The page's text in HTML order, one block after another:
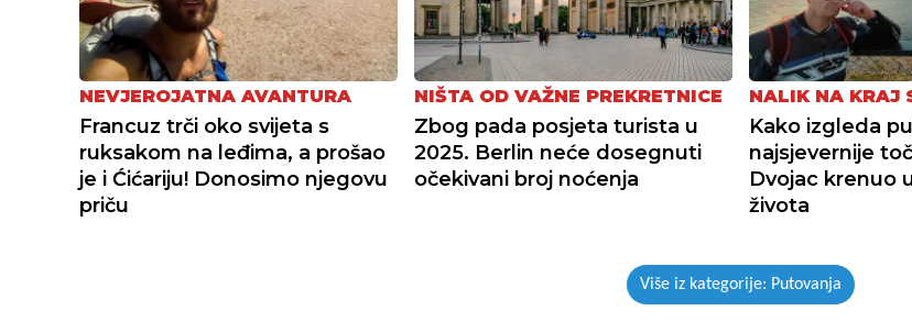
NEVJEROJATNA AVANTURA
Francuz trči oko svijeta s
ruksakom na leđima, a prošao
je i Ćićariju! Donosimo njegovu
priču
NIŠTA OD VAŽNE PREKRETNICE
Zbog pada posjeta turista u
2025. Berlin neće dosegnuti
očekivani broj noćenja
NALIK NA KRAJ
Kako izgleda
najsjevernije
Dvojac krenuo
života
Više iz kategorije: Putovanja